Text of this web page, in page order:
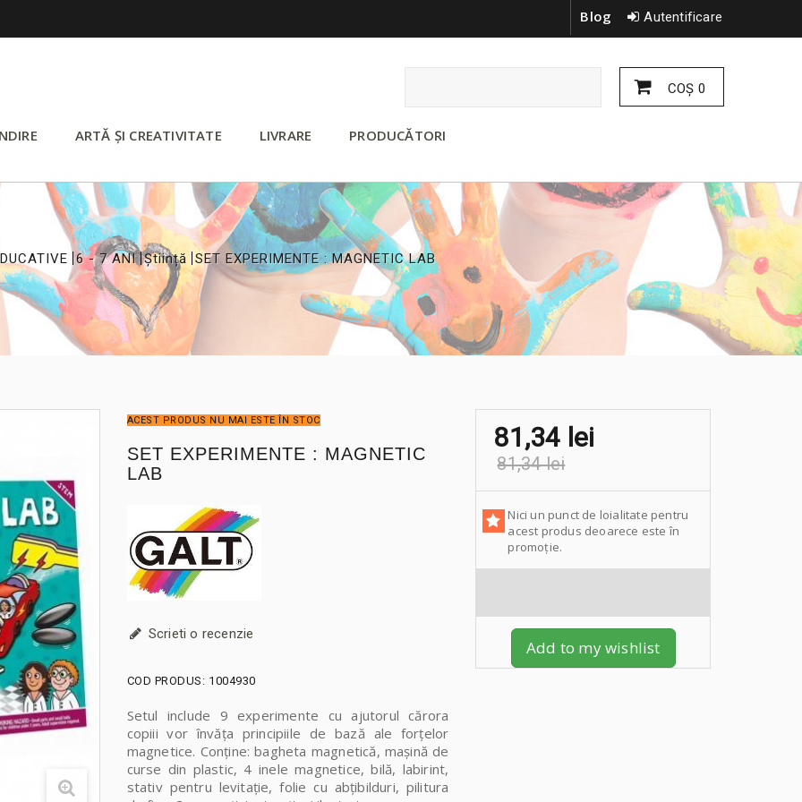
Autentificare
Blog
COŞ 0
ARTĂ ȘI CREATIVITATE LIVRARE PRODUCĂTORI
>
6 - 7 ANI
>
Știință
>
SET EXPERIMENTE : MAGNETIC LAB
ACEST PRODUS NU MAI ESTE ÎN STOC
SET EXPERIMENTE : MAGNETIC
LAB
Scrieti o recenzie
COD PRODUS: 1004930
Setul include 9 experimente cu ajutorul cărora
copiii vor învăța principiile de bază ale forțelor
magnetice. Conține: bagheta magnetică, mașină de
curse din plastic, 4 inele magnetice, bilă, labirint,
stativ pentru levitație, folie cu abțibilduri, pilitura
81,34 lei
81,34 lei
Nici un punct de loialitate pentru
acest produs deoarece este în
promoție.
Add to my wishlist